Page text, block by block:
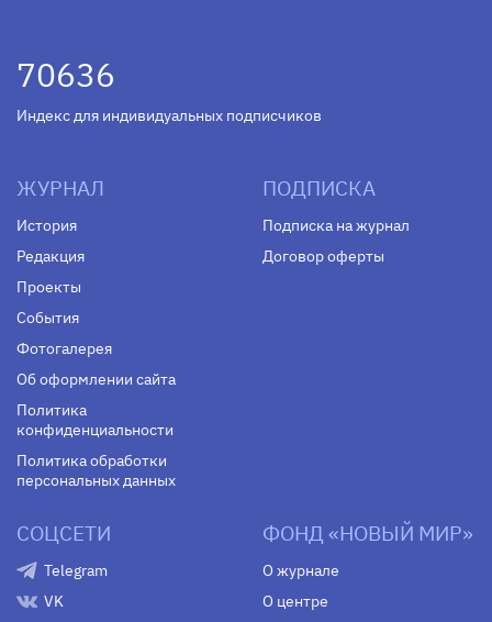
70636
Индекс для индивидуальных подписчиков
ЖУРНАЛ
История
Редакция
Проекты
События
Фотогалерея
Об оформлении сайта
Политика
конфиденциальности
Политика обработки
персональных данных
ПОДПИСКА
Подписка на журнал
Договор оферты
СОЦСЕТИ
Telegram
VK
ФОНД «НОВЫЙ МИР»
О журнале
О центре